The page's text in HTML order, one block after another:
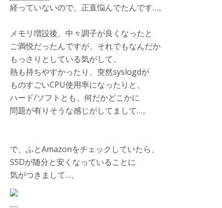
経っていないので、正直悩んでたんです…。
メモリ増設後、中々調子が良くなったと
ご満悦だったんですが、それでもなんだか
もっさりとしている気がして、
熱も持ちやすかったり、突然syslogdが
ものすごいCPU使用率になったりと、
ハード/ソフトとも、何だかどこかに
問題が有りそうな感じがしてまして…。
で、ふとAmazonをチェックしていたら、
SSDが随分と安くなっていることに
気がつきまして…。